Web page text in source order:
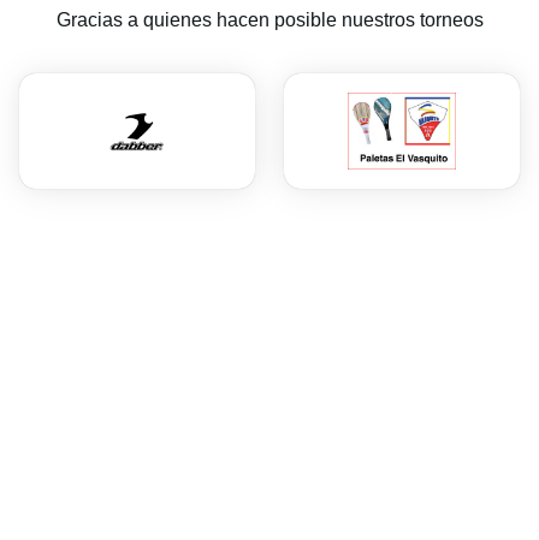
Gracias a quienes hacen posible nuestros torneos